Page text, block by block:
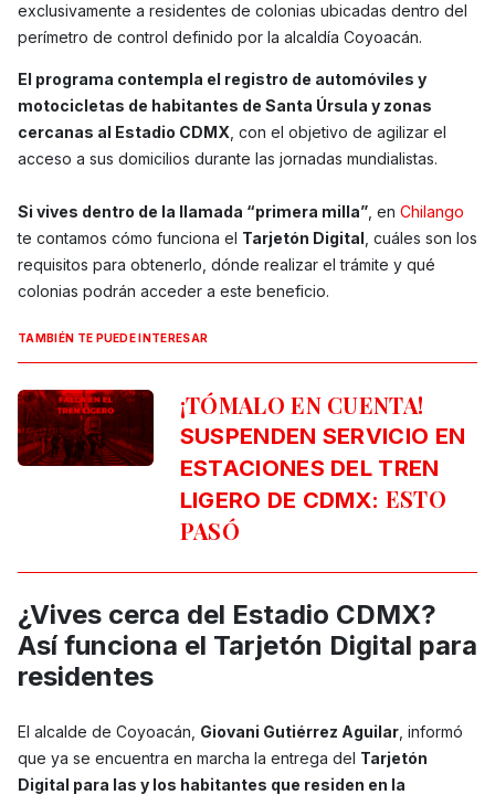
exclusivamente a residentes de colonias ubicadas dentro del
perímetro de control definido por la alcaldía Coyoacán.
El programa contempla el registro de automóviles y
motocicletas de habitantes de Santa Úrsula y zonas
cercanas al Estadio CDMX , con el objetivo de agilizar el
acceso a sus domicilios durante las jornadas mundialistas.
Si vives dentro de la llamada “primera milla” , en Chilango
te contamos cómo funciona el Tarjetón Digital , cuáles son los
requisitos para obtenerlo, dónde realizar el trámite y qué
colonias podrán acceder a este beneficio.
TAMBIÉN TE PUEDE INTERESAR
¡TÓMALO EN CUENTA!
SUSPENDEN SERVICIO EN
ESTACIONES DEL TREN
LIGERO DE CDMX: ESTO
PASÓ
¿Vives cerca del Estadio CDMX?
Así funciona el Tarjetón Digital para
residentes
El alcalde de Coyoacán, Giovani Gutiérrez Aguilar , informó
que ya se encuentra en marcha la entrega del Tarjetón
Digital para las y los habitantes que residen en la